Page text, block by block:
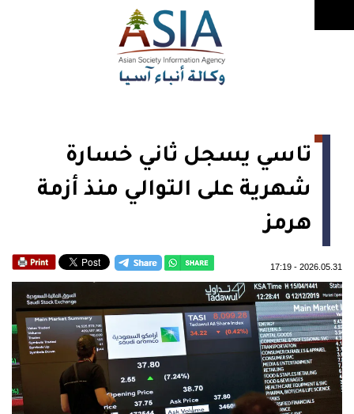
تاسي يسجل ثاني خسارة
شهرية على التوالي منذ أزمة
هرمز
2026.05.31
-
17:19